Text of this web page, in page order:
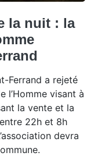
la nuit : la
Ferrand a rejeté
l’Homme visant à
la vente et la
22h et 8h
devra